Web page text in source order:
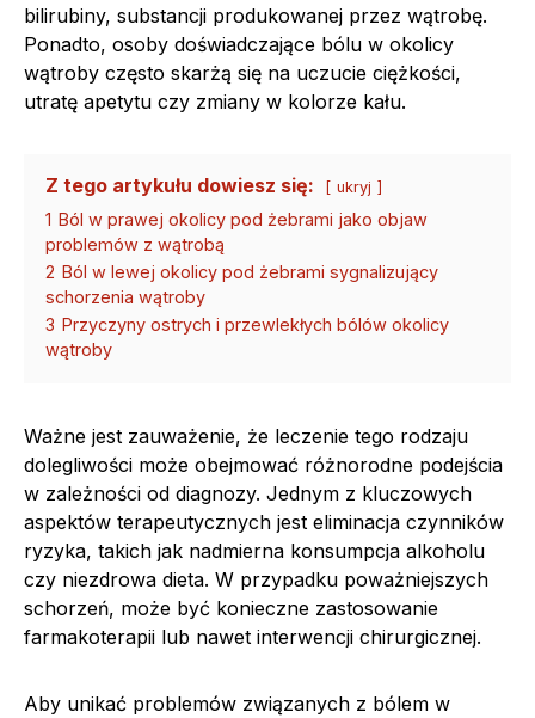
bilirubiny, substancji produkowanej przez wątrobę.
Ponadto, osoby doświadczające bólu w okolicy
wątroby często skarżą się na uczucie ciężkości,
utratę apetytu czy zmiany w kolorze kału.
Z tego artykułu dowiesz się: ukryj
1 Ból w prawej okolicy pod żebrami jako objaw
problemów z wątrobą
2 Ból w lewej okolicy pod żebrami sygnalizujący
schorzenia wątroby
3 Przyczyny ostrych i przewlekłych bólów okolicy
wątroby
Ważne jest zauważenie, że leczenie tego rodzaju
dolegliwości może obejmować różnorodne podejścia
w zależności od diagnozy. Jednym z kluczowych
aspektów terapeutycznych jest eliminacja czynników
ryzyka, takich jak nadmierna konsumpcja alkoholu
czy niezdrowa dieta. W przypadku poważniejszych
schorzeń, może być konieczne zastosowanie
farmakoterapii lub nawet interwencji chirurgicznej.
Aby unikać problemów związanych z bólem w